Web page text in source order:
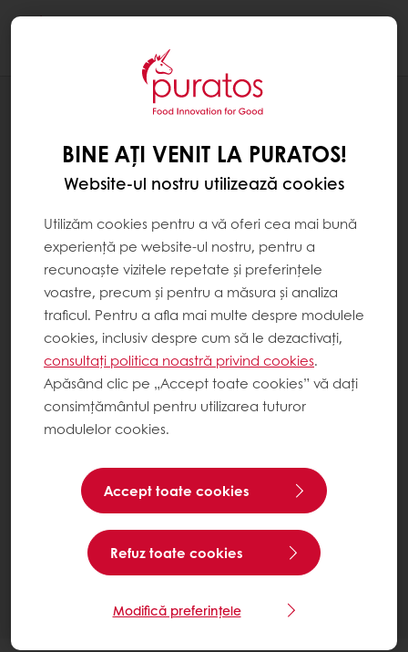
Reducerea costului de producție
Brick 1 l
Contactează-ne
Ai nevoie de mai multe informații? Suntem bucuroși
să te ajutăm.
BINE AȚI VENIT LA PURATOS!
Website-ul nostru utilizează cookies
Utilizăm cookies pentru a vă oferi cea mai bună
experiență pe website-ul nostru, pentru a
recunoaște vizitele repetate și preferințele
voastre, precum și pentru a măsura și analiza
traficul. Pentru a afla mai multe despre modulele
cookies, inclusiv despre cum să le dezactivați,
consultați politica noastră privind cookies.
Apăsând clic pe „Accept toate cookies” vă dați
consimțământul pentru utilizarea tuturor
modulelor cookies.
Accept toate cookies
Refuz toate cookies
Modifică preferințele